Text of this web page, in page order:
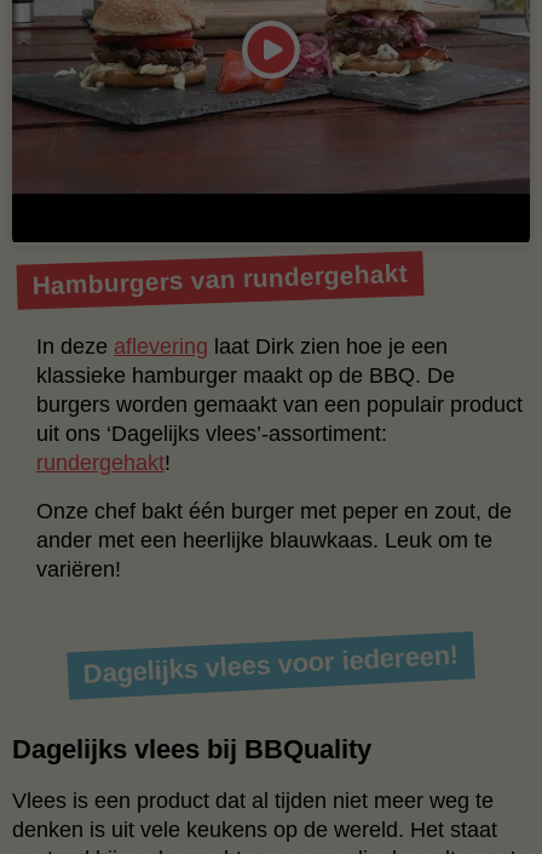
Hamburgers van rundergehakt
In deze aflevering laat Dirk zien hoe je een
klassieke hamburger maakt op de BBQ. De
burgers worden gemaakt van een populair product
uit ons ‘Dagelijks vlees’-assortiment:
rundergehakt!
Onze chef bakt één burger met peper en zout, de
ander met een heerlijke blauwkaas. Leuk om te
variëren!
Dagelijks vlees voor iedereen!
Dagelijks vlees bij BBQuality
Vlees is een product dat al tijden niet meer weg te
denken is uit vele keukens op de wereld. Het staat